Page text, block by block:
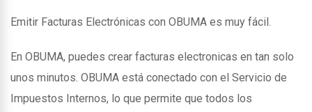
Emitir Facturas Electrónicas con OBUMA es muy fácil.
En OBUMA, puedes crear facturas electronicas en tan solo
unos minutos. OBUMA está conectado con el Servicio de
Impuestos Internos, lo que permite que todos los